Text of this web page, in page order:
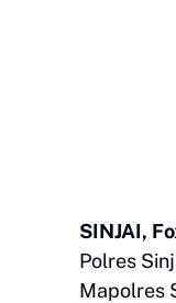
SINJAI,
Polres
Mapolres